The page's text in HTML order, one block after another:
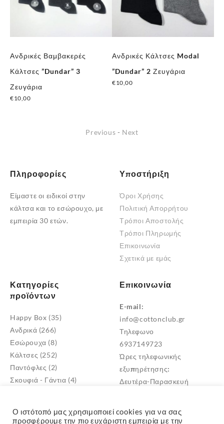
Ανδρικές Βαμβακερές
Κάλτσες ”Dundar” 3
Ζευγάρια
€10,00
Ανδρικές Κάλτσες Modal
”Dundar” 2 Ζευγάρια
€10,00
Previous - Next
Πληροφορίες
Είμαστε οι ειδικοί στην
κάλτσα και το εσώρουχο, με
εμπειρία 30 ετών.
Υποστήριξη
Όροι Χρήσης
Πολιτική Απορρήτου
Τρόποι Αποστολής
Τρόποι Πληρωμής
Επικοινωνία
Σχετικά με εμάς
Κατηγορίες
προϊόντων
Happy Box (35)
Ανδρικά (266)
Εσώρουχα (8)
Κάλτσες (252)
Παντόφλες (2)
Σκουφιά - Γάντια (4)
Παιδικά (268)
Επικοινωνία
E-mail:
info@cottonclub.gr
Τηλεφωνο
6937149723
Ώρες τηλεφωνικής
εξυπηρέτησης:
Δευτέρα-Παρασκευή
Μεταμόρφωση Αττικής
Ο ιστότοπό μας χρησιμοποιεί cookies για να σας
προσφέρουμε την πιο ευχάριστη εμπειρία με την